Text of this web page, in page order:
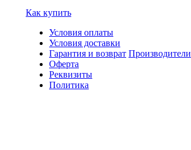
Как купить
Условия оплаты
Условия доставки
Гарантия и возврат
Оферта
Реквизиты
Политика
Производители